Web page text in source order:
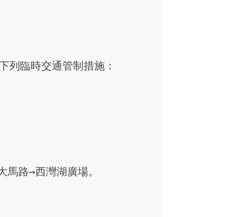
列臨時交通管制措施：
路→西灣湖廣場。